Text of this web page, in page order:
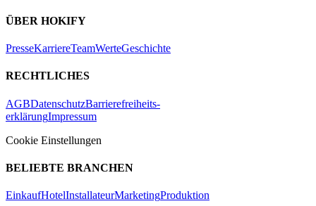
ÜBER HOKIFY
PresseKarriereTeamWerteGeschichte
RECHTLICHES
AGBDatenschutzBarrierefreiheits-
erklärungImpressum
Cookie Einstellungen
BELIEBTE BRANCHEN
EinkaufHotelInstallateurMarketingProduktion